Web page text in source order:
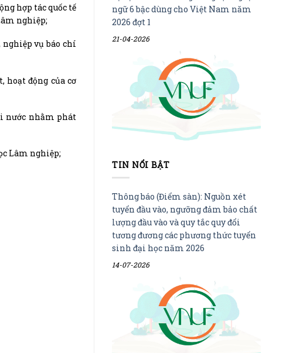
hợp tác quốc tế
nghiệp;
vụ báo chí
hoạt động của cơ
nước nhằm phát
Lâm nghiệp;
ngữ 6 bậc dùng cho Việt Nam năm
2026 đợt 1
21-04-2026
TIN NỔI BẬT
Thông báo (Điểm sàn): Nguồn xét
tuyển đầu vào, ngưỡng đảm bảo chất
lượng đầu vào và quy tắc quy đổi
tương đương các phương thức tuyển
sinh đại học năm 2026
14-07-2026